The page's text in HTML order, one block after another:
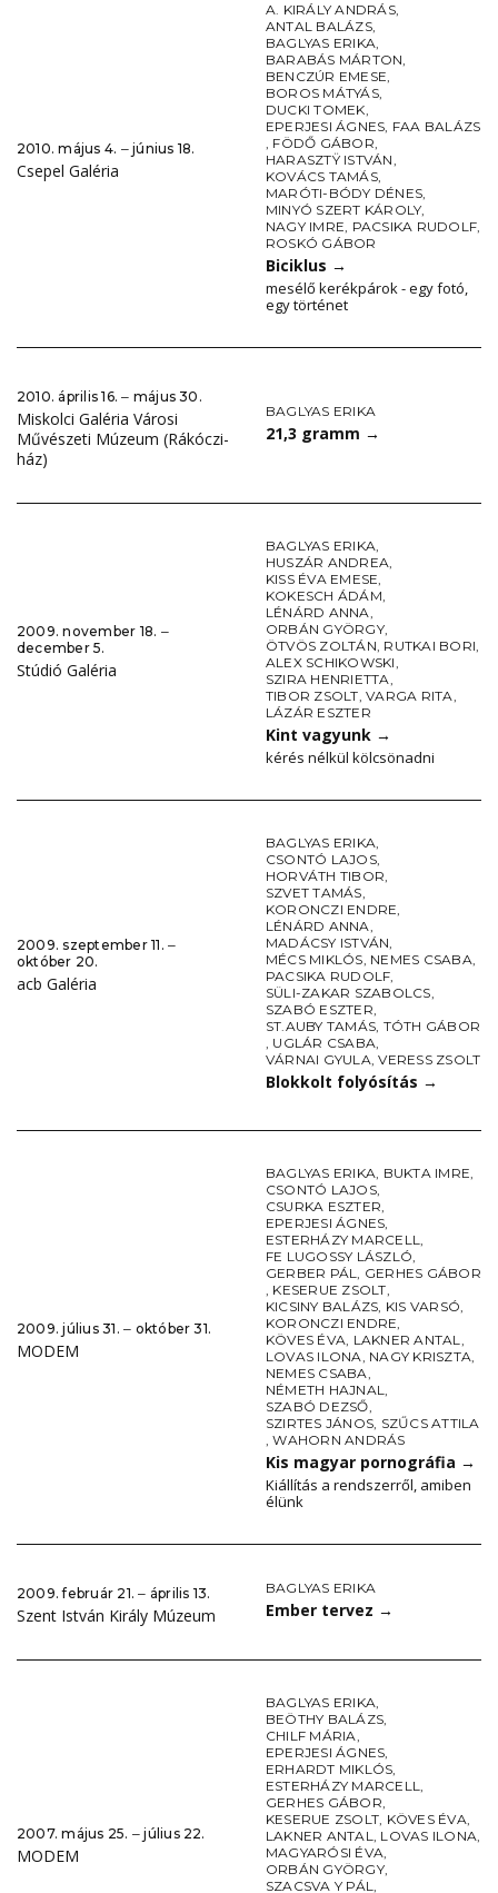
2010. május 4. ‒ június 18.
Csepel Galéria
A. KIRÁLY ANDRÁS,
ANTAL BALÁZS,
BAGLYAS ERIKA,
BARABÁS MÁRTON,
BENCZÚR EMESE,
BOROS MÁTYÁS,
DUCKI TOMEK,
EPERJESI ÁGNES, FAA BALÁZS
, FÖDŐ GÁBOR,
HARASZTŸ ISTVÁN,
KOVÁCS TAMÁS,
MARÓTI-BÓDY DÉNES,
MINYÓ SZERT KÁROLY,
NAGY IMRE, PACSIKA RUDOLF,
ROSKÓ GÁBOR
Biciklus →
mesélő kerékpárok - egy fotó,
egy történet
2010. április 16. ‒ május 30.
Miskolci Galéria Városi
Művészeti Múzeum (Rákóczi-
ház)
BAGLYAS ERIKA
21,3 gramm →
2009. november 18. ‒
december 5.
Stúdió Galéria
BAGLYAS ERIKA,
HUSZÁR ANDREA,
KISS ÉVA EMESE,
KOKESCH ÁDÁM,
LÉNÁRD ANNA,
ORBÁN GYÖRGY,
ÖTVÖS ZOLTÁN, RUTKAI BORI,
ALEX SCHIKOWSKI,
SZIRA HENRIETTA,
TIBOR ZSOLT,VARGA RITA,
LÁZÁR ESZTER
Kint vagyunk →
kérés nélkül kölcsönadni
2009. szeptember 11. ‒
október 20.
acb Galéria
BAGLYAS ERIKA,
CSONTÓ LAJOS,
HORVÁTH TIBOR,
SZVET TAMÁS,
KORONCZI ENDRE,
LÉNÁRD ANNA,
MADÁCSY ISTVÁN,
MÉCS MIKLÓS, NEMES CSABA,
PACSIKA RUDOLF,
SÜLI-ZAKAR SZABOLCS,
SZABÓ ESZTER,
ST.AUBY TAMÁS, TÓTH GÁBOR
, UGLÁR CSABA,
VÁRNAI GYULA,VERESS ZSOLT
Blokkolt folyósítás →
2009. július 31. ‒ október 31.
MODEM
BAGLYAS ERIKA, BUKTA IMRE,
CSONTÓ LAJOS,
CSURKA ESZTER,
EPERJESI ÁGNES,
ESTERHÁZY MARCELL,
FE LUGOSSY LÁSZLÓ,
GERBER PÁL, GERHES GÁBOR
, KESERUE ZSOLT,
KICSINY BALÁZS, KIS VARSÓ,
KORONCZI ENDRE,
KÖVES ÉVA, LAKNER ANTAL,
LOVAS ILONA, NAGY KRISZTA,
NEMES CSABA,
NÉMETH HAJNAL,
SZABÓ DEZSŐ,
SZIRTES JÁNOS, SZŰCS ATTILA
,WAHORN ANDRÁS
Kis magyar pornográfia →
Kiállítás a rendszerről, amiben
élünk
2009. február 21. ‒ április 13.
Szent István Király Múzeum
BAGLYAS ERIKA
Ember tervez →
2007. május 25. ‒ július 22.
MODEM
BAGLYAS ERIKA,
BEÖTHY BALÁZS,
CHILF MÁRIA,
EPERJESI ÁGNES,
ERHARDT MIKLÓS,
ESTERHÁZY MARCELL,
GERHES GÁBOR,
KESERUE ZSOLT, KÖVES ÉVA,
LAKNER ANTAL, LOVAS ILONA,
MAGYARÓSI ÉVA,
ORBÁN GYÖRGY,
SZACSVA Y PÁL,